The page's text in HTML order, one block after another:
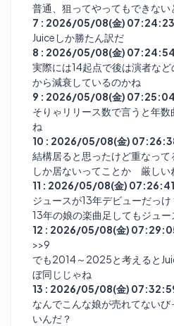
普通、狙ってやってもできない
7 : 2026/05/08(金)
Juiceしか勝たん訳だ
8 : 2026/05/08(金)
実際には14起点で後は演者な
から減衰しているのかね
9 : 2026/05/08(金)
そりゃリリース数で言うと年
ね
10 : 2026/05/08(金)
結構居ると思ったけど重なっ
しか居ないってことか 厳しい
11 : 2026/05/08(金)
ジュースが13年デビューだっけ
13年の娘の楽曲足してもジュ
12 : 2026/05/08(金)
>>9
でも2014～2025と考えると
ぼ同じじゃね
13 : 2026/05/08(金)
なんでこんな娘が売れてない
いんだ？